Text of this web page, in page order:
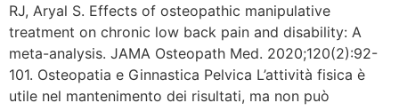
RJ, Aryal S. Effects of osteopathic manipulative
treatment on chronic low back pain and disability: A
meta-analysis. JAMA Osteopath Med. 2020;120(2):92-
101. Osteopatia e Ginnastica Pelvica L’attività fisica è
utile nel mantenimento dei risultati, ma non può